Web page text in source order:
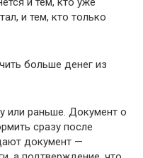
и тем, кто только
больше денег из
или раньше. Документ о
сразу после
документ —